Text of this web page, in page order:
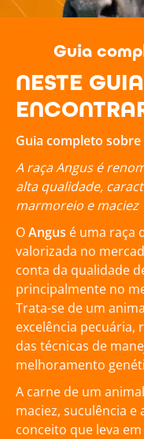
Guia
NESTE
Guia completo sobre
A raça Angus é
alta qualidade,
marmoreio e maciez
OAngus é uma raça
valorizada no
conta da qualidade
principalmente no
Trata-se de um
excelência
das técnicas de
melhoramento
A carne de um
maciez, suculência
conceito que leva